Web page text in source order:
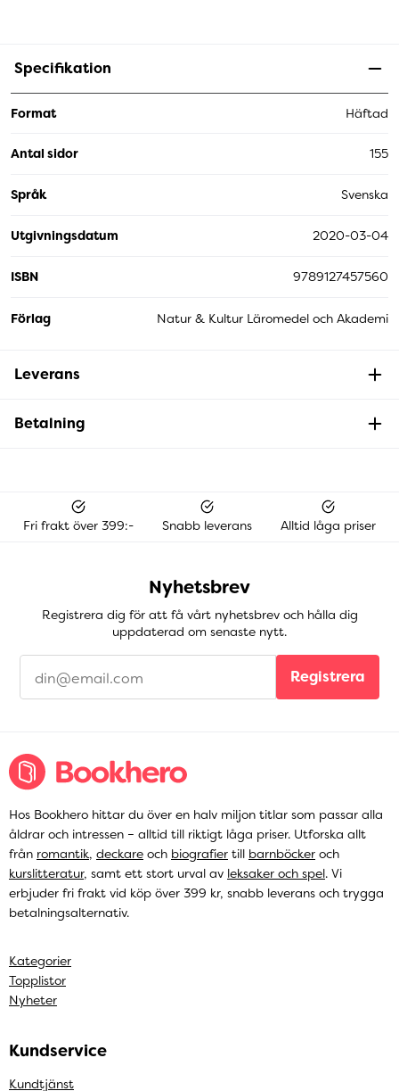
Specifikation
Format Häftad
Antal sidor 155
Språk Svenska
Utgivningsdatum 2020-03-04
ISBN 9789127457560
Förlag Natur & Kultur Läromedel och Akademi
Leverans
Betalning
Fri frakt över 399:- Snabb leverans Alltid låga priser
Nyhetsbrev
Registrera dig för att få vårt nyhetsbrev och hålla dig
uppdaterad om senaste nytt.
Registrera
Hos Bookhero hittar du över en halv miljon titlar som passar alla
åldrar och intressen – alltid till riktigt låga priser. Utforska allt
från romantik, deckare och biografier till barnböcker och
kurslitteratur, samt ett stort urval av leksaker och spel. Vi
erbjuder fri frakt vid köp över 399 kr, snabb leverans och trygga
betalningsalternativ.
Kategorier
Topplistor
Nyheter
Kundservice
Kundtjänst